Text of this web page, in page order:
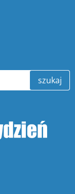
szukaj